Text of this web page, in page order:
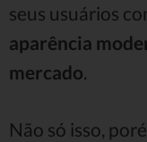
seus usuários
aparência
mercado
Não só isso,